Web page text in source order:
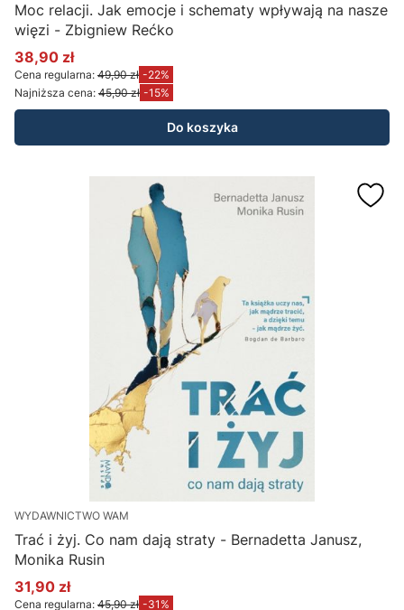
Moc relacji. Jak emocje i schematy wpływają na nasze
więzi - Zbigniew Rećko
Cena promocyjna
38,90 zł
Cena regularna: 49,90 zł -22%
Najniższa cena: 45,90 zł -15%
Do koszyka
WYDAWNICTWO WAM
Trać i żyj. Co nam dają straty - Bernadetta Janusz,
Monika Rusin
Cena promocyjna
31,90 zł
Cena regularna: 45,90 zł -31%